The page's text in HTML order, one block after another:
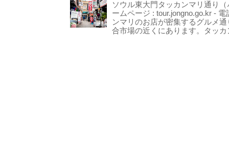
ソウル東大門タッカンマリ通り
ームページ : tour.jongno.go.kr -
ンマリのお店が密集するグルメ
合市場の近くにあります。タッ